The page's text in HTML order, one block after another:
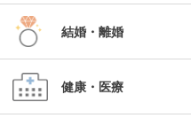
結婚・離婚
健康・医療